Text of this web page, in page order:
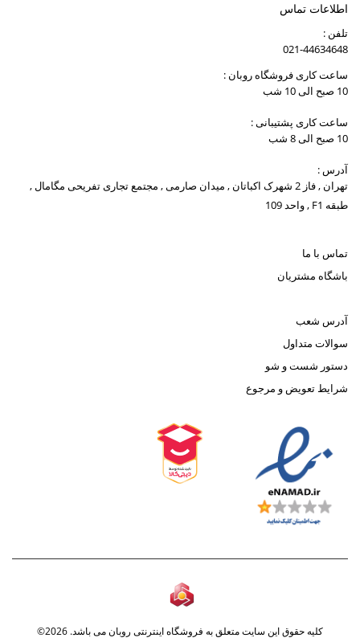
اطلاعات تماس
تلفن :
021-44634648
ساعت کاری فروشگاه روبان :
10 صبح الی 10 شب
ساعت کاری پشتیبانی :
10 صبح الی 8 شب
آدرس :
تهران , فاز 2 شهرک اکباتان , میدان صارمی , مجتمع تجاری تفریحی مگامال ,
طبقه F1 , واحد 109
تماس با ما
باشگاه مشتریان
آدرس شعب
سوالات متداول
دستور شست و شو
شرایط تعویض و مرجوع
کلیه حقوق این سایت متعلق به فروشگاه اینترنتی روبان می باشد. 2026©